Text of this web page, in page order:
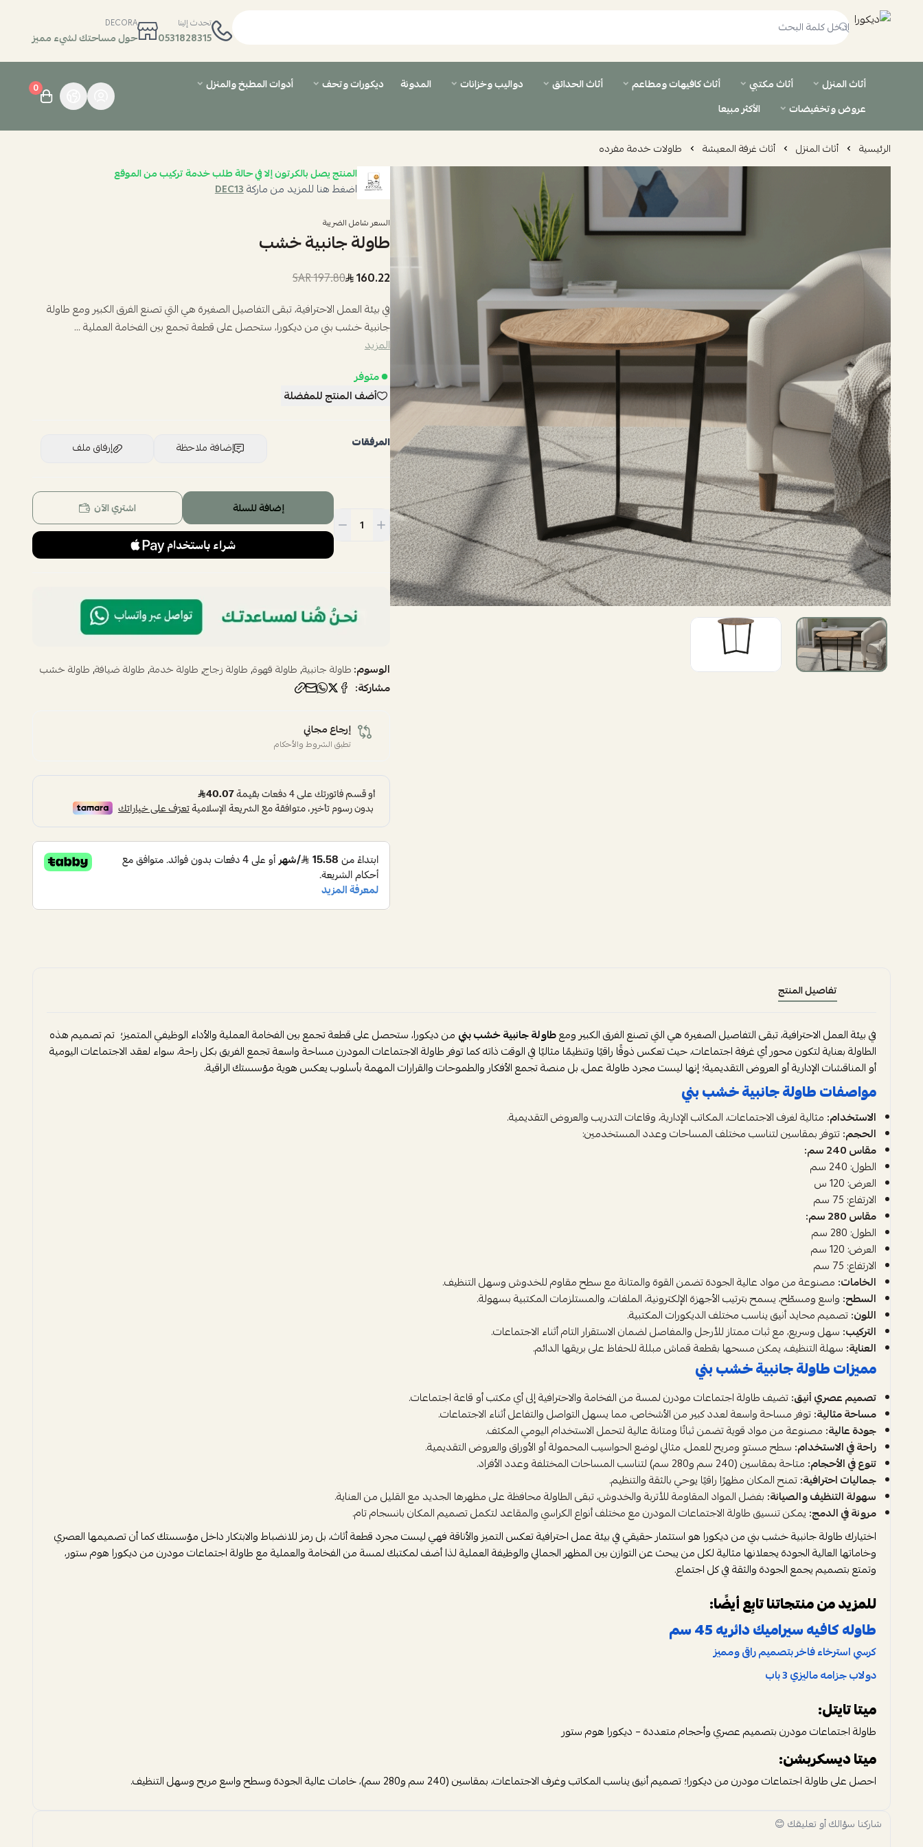
تحدث إلينا
0531828315
DECORA
حول مساحتك لشيء مميز
أثاث المنزل أثاث مكتبي أثاث كافيهات ومطاعم أثاث الحدائق دواليب وخزانات المدونة ديكورات وتحف
أدوات المطبخ والمنزل
عروض وتخفيضات
الأكثر مبيعا
0
الرئيسية أثاث المنزل أثاث غرفة المعيشة
طاولات خدمة مفرده
المنتج يصل بالكرتون إلا في حالة طلب خدمة تركيب من الموقع
اضغط هنا للمزيد من ماركةDEC13
السعر شامل الضريبة
طاولة جانبية خشب
160.22
197.80 SAR
في بيئة العمل الاحترافية، تبقى التفاصيل الصغيرة هي التي تصنع الفرق الكبير ومع طاولة
جانبية خشب بني من ديكورا، ستحصل على قطعة تجمع بين الفخامة العملية ...
المزيد
متوفر
أضف المنتج للمفضلة
المرفقات إضافة ملاحظة إرفاق ملف
اسحب و افلت الملف هنا
استعراض
إضافة للسلة اشتري الآن
الوسوم:طاولة جانبية,طاولة قهوة,طاولة زجاج,طاولة خدمة,طاولة ضيافة,طاولة خشب
مشاركة:
إرجاع مجاني
تطبق الشروط والأحكام
تفاصيل المنتج
في بيئة العمل الاحترافية، تبقى التفاصيل الصغيرة هي التي تصنع الفرق الكبير ومعطاولة جانبية خشب بني من ديكورا، ستحصل على قطعة تجمع بين الفخامة العملية والأداء الوظيفي المتميز؛ تم تصميم هذه
الطاولة بعناية لتكون محور أي غرفة اجتماعات، حيث تعكس ذوقًا راقيًا وتنظيمًا مثاليًا في الوقت ذاته كما توفر طاولة الاجتماعات المودرن مساحة واسعة تجمع الفريق بكل راحة، سواء لعقد الاجتماعات اليومية
أو المناقشات الإدارية أو العروض التقديمية؛ إنها ليست مجرد طاولة عمل، بل منصة تجمع الأفكار والطموحات والقرارات المهمة بأسلوب يعكس هوية مؤسستك الراقية.
مواصفات طاولة جانبية خشب بني
الاستخدام: مثالية لغرف الاجتماعات، المكاتب الإدارية، وقاعات التدريب والعروض التقديمية.
الحجم:تتوفر بمقاسين لتناسب مختلف المساحات وعدد المستخدمين:
مقاس 240 سم:
الطول: 240 سم
العرض: 120 س
الارتفاع: 75 سم
مقاس 280 سم:
الطول: 280 سم
العرض: 120 سم
الارتفاع: 75 سم
الخامات: مصنوعة من مواد عالية الجودة تضمن القوة والمتانة مع سطح مقاوم للخدوش وسهل التنظيف.
السطح: واسع ومسطّح، يسمح بترتيب الأجهزة الإلكترونية، الملفات، والمستلزمات المكتبية بسهولة.
اللون:تصميم محايد أنيق يناسب مختلف الديكورات المكتبية.
التركيب: سهل وسريع، مع ثبات ممتاز للأرجل والمفاصل لضمان الاستقرار التام أثناء الاجتماعات.
العناية: سهلة التنظيف، يمكن مسحها بقطعة قماش مبللة للحفاظ على بريقها الدائم.
مميزات طاولة جانبية خشب بني
تصميم عصري أنيق:تضيف طاولة اجتماعات مودرن لمسة من الفخامة والاحترافية إلى أي مكتب أو قاعة اجتماعات.
مساحة مثالية:توفر مساحة واسعة لعدد كبير من الأشخاص، مما يسهل التواصل والتفاعل أثناء الاجتماعات.
جودة عالية: مصنوعة من مواد قوية تضمن ثباتًا ومتانة عالية لتحمل الاستخدام اليومي المكثف.
راحة في الاستخدام: سطح مستوٍ ومريح للعمل، مثالي لوضع الحواسيب المحمولة أو الأوراق والعروض التقديمية.
تنوع في الأحجام: متاحة بمقاسين (240 سم و280 سم) لتناسب المساحات المختلفة وعدد الأفراد.
جماليات احترافية:تمنح المكان مظهرًا راقيًا يوحي بالثقة والتنظيم.
سهولة التنظيف والصيانة: بفضل المواد المقاومة للأتربة والخدوش، تبقى الطاولة محافظة على مظهرها الجديد مع القليل من العناية.
مرونة في الدمج: يمكن تنسيق طاولة الاجتماعات المودرن مع مختلف أنواع الكراسي والمقاعد لتكمل تصميم المكان بانسجام تام.
اختيارك طاولة جانبية خشب بني من ديكورا هو استثمار حقيقي في بيئة عمل احترافية تعكس التميز والأناقة فهي ليست مجرد قطعة أثاث، بل رمز للانضباط والابتكار داخل مؤسستك كما أن تصميمها العصري
وخاماتها العالية الجودة يجعلانها مثالية لكل من يبحث عن التوازن بين المظهر الجمالي والوظيفة العملية لذا أضف لمكتبك لمسة من الفخامة والعملية مع طاولة اجتماعات مودرن من ديكورا هوم ستور،
وتمتع بتصميم يجمع الجودة والثقة في كل اجتماع.
للمزيد من منتجاتنا تابِع أيضًا:
طاوله كافيه سيراميك دائريه 45 سم
كرسي استرخاء فاخر بتصميم راقى ومميز
دولاب جزامه ماليزي 3 باب
ميتا تايتل:
طاولة اجتماعات مودرن بتصميم عصري وأحجام متعددة – ديكورا هوم ستور
ميتا ديسكربشن:
احصل على طاولة اجتماعات مودرن من ديكورا؛ تصميم أنيق يناسب المكاتب وغرف الاجتماعات، بمقاسين (240 سم و280 سم)، خامات عالية الجودة وسطح واسع مريح وسهل التنظيف.